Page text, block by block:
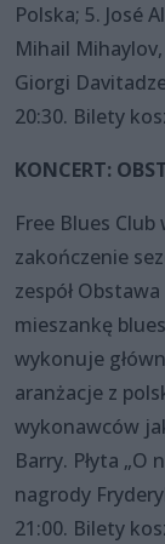
Polska; 5. José
Mihail Mihaylov,
Giorgi
20:30. Bilety
KONCERT:
Free Blues
zakończenie
zespół
mieszankę
wykonuje
aranżacje z
wykonawców
Barry. Płyta „O
nagrody
21:00. Bilety